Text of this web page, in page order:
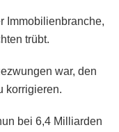
Immobilienbranche,
trübt.
war, den
korrigieren.
bei 6,4 Milliarden